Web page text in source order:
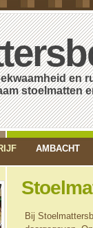
en
en
AMBACHT
Bij